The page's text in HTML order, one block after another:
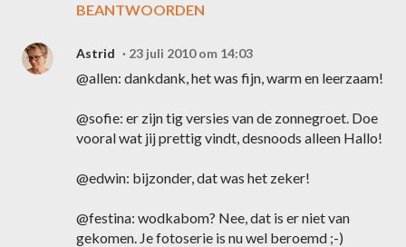
BEANTWOORDEN
Astrid 23 juli 2010 om 14:03
@allen: dankdank, het was fijn, warm en leerzaam!
@sofie: er zijn tig versies van de zonnegroet. Doe
vooral wat jij prettig vindt, desnoods alleen Hallo!
@edwin: bijzonder, dat was het zeker!
@festina: wodkabom? Nee, dat is er niet van
gekomen. Je fotoserie is nu wel beroemd ;-)